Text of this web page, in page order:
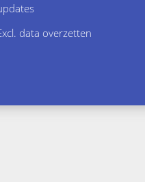
data overzetten